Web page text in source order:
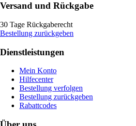
Versand und Rückgabe
30 Tage Rückgaberecht
Bestellung zurückgeben
Dienstleistungen
Mein Konto
Hilfecenter
Bestellung verfolgen
Bestellung zurückgeben
Rabattcodes